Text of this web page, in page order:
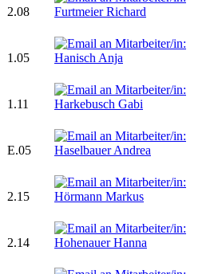
2.08
1.05
1.11
E.05
2.15
2.14